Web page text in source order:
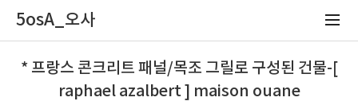
5osA_오사
* 프랑스 콘크리트 패널/목조 그릴로 구성된 건물-[
raphael azalbert ] maison ouane